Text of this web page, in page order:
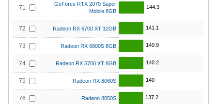
71
GeForce RTX 2070 Super
Mobile 8GB
144.3
72 Radeon RX 6700 XT 12GB 141.1
73 Radeon RX 6800S 8GB 140.9
74 Radeon RX 5700 XT 8GB 140.2
75 Radeon RX 8060S 140
76 Radeon 8050S 137.2